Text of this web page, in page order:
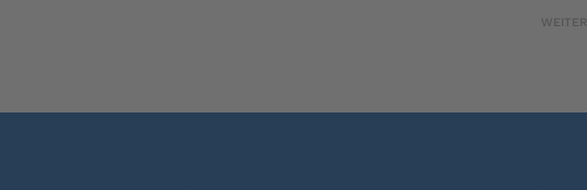
WEITER